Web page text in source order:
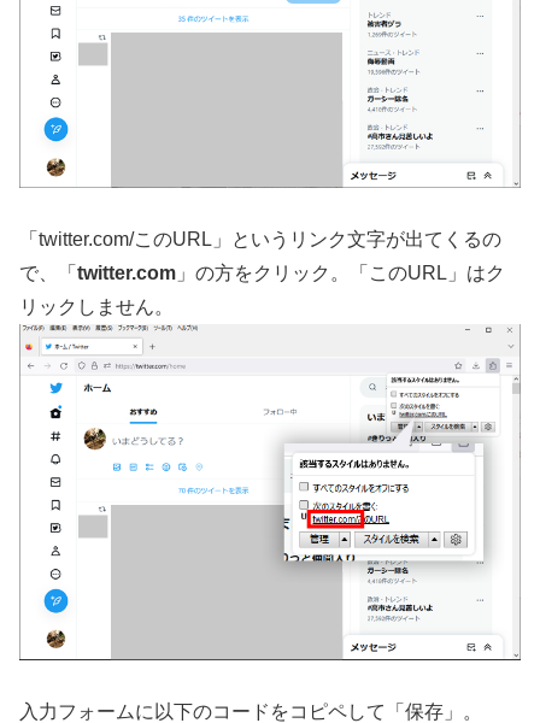
「twitter.com/このURL」というリンク文字が出てくるの
で、「 twitter.com 」の方をクリック。「このURL」はク
リックしません。
入力フォームに以下のコードをコピペして「保存」。